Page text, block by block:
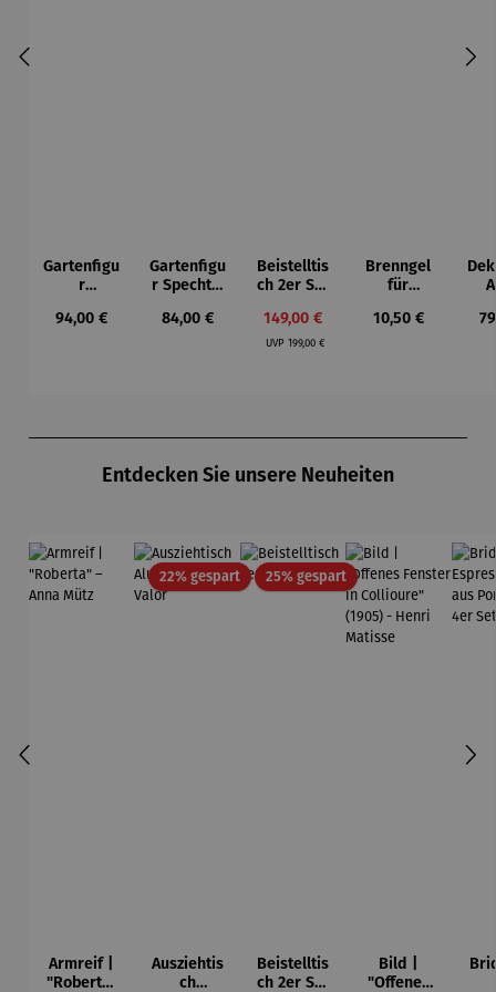
Gartenfigu
r
t Vogel -
Regulärer Preis:
94,00 €
Gartenfigu
r Specht -
Bhire
Regulärer Preis:
84,00 €
Beistelltis
ch 2er Set
Verkaufspreis:
149,00 €
UVP Regulärer Preis:
199,00 €
Brenngel
für
elle -
Regulärer Preis:
10,50 €
Entdecken Sie unsere Neuheiten
Armreif |
"Roberta"
22% gespartRabatt
Ausziehtis
ch
25% gespartRabatt
Beistelltis
ch 2er Set
Bild |
"Offenes